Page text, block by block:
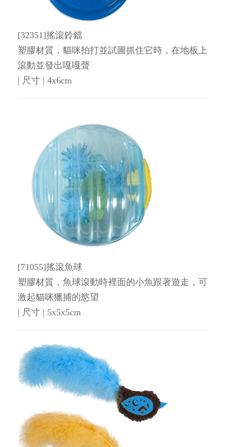
[32351]搖滾鈴鐺
塑膠材質，貓咪拍打並試圖抓住它時，在地板上
滾動並發出嘎嘎聲
| 尺寸 | 4x6cm
[71055]搖滾魚球
塑膠材質，魚球滾動時裡面的小魚跟著遊走，可
激起貓咪獵捕的慾望
| 尺寸 | 5x5x5cm